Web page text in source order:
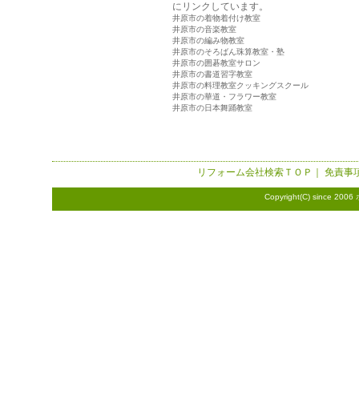
にリンクしています。
井原市の着物着付け教室
井原市の音楽教室
井原市の編み物教室
井原市のそろばん珠算教室・塾
井原市の囲碁教室サロン
井原市の書道習字教室
井原市の料理教室クッキングスクール
井原市の華道・フラワー教室
井原市の日本舞踊教室
リフォーム会社検索ＴＯＰ｜ 免責事
Copyright(C) since 2006